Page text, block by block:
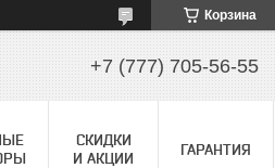
Корзина
+7 (777) 705-56-55
СКИДКИ
И АКЦИИ
ГАРАНТИЯ